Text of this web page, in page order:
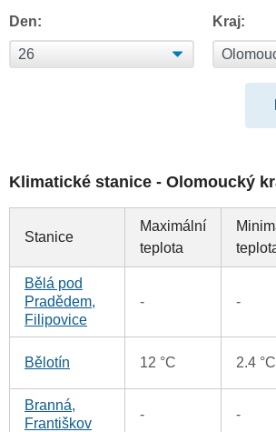
Den: Kraj:
Klimatické stanice - Olomoucký
Stanice
Maximální
teplota
Bělá pod
Pradědem,
Filipovice
- -
Bělotín 12 °C 2.4 °C
Branná,
Františkov
- -